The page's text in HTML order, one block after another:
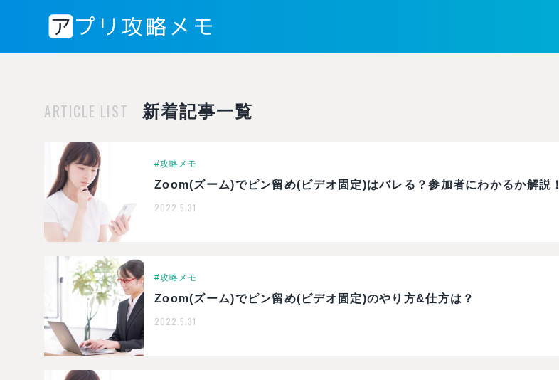
ARTICLE LIST 新着記事一覧
#攻略メモ
Zoom(ズーム)でピン留め(ビデオ固定)はバレる？参加者にわかるか解説！
2022.5.31
#攻略メモ
Zoom(ズーム)でピン留め(ビデオ固定)のやり方&仕方は？
2022.5.31